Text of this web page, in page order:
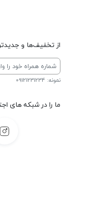
از تخفیف‌ها و
نمونه: 09121231234
ما را در شبکه های